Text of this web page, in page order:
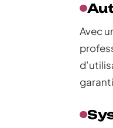
Avec